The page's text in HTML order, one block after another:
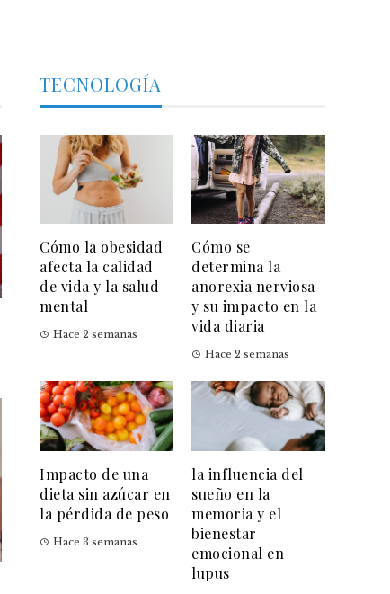
TECNOLOGÍA
Cómo la obesidad
afecta la calidad
de vida y la salud
mental
Hace 2 semanas
Cómo se
determina la
anorexia nerviosa
y su impacto en la
vida diaria
Hace 2 semanas
Impacto de una
dieta sin azúcar en
la pérdida de peso
Hace 3 semanas
la influencia del
sueño en la
memoria y el
bienestar
emocional en
lupus